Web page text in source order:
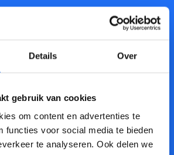
Details Over
gebruik van cookies
om content en advertenties te
functies voor social media te bieden
te analyseren. Ook delen we
trajecten
trajecten
gestroomlijnde oplossing voor